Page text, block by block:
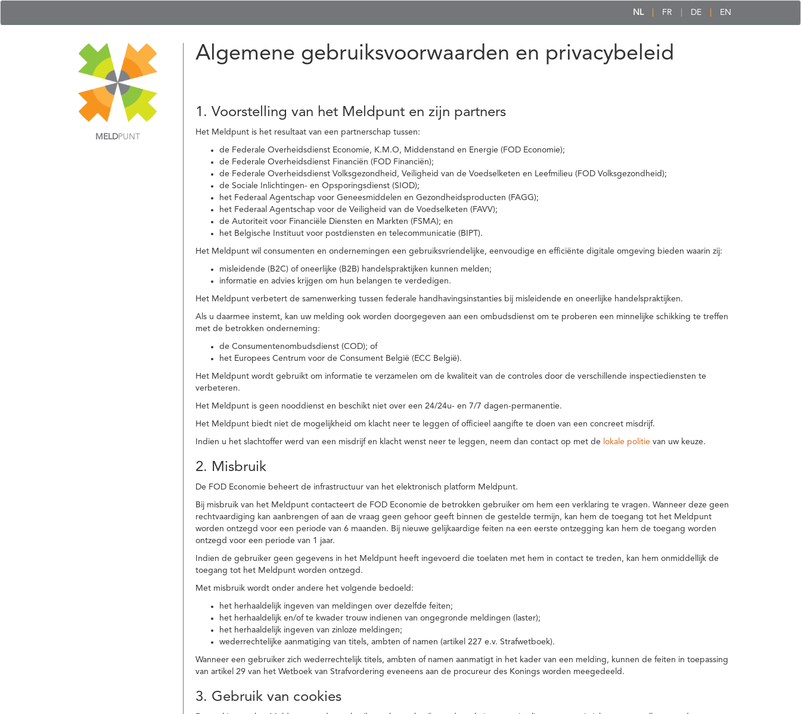
NL FR DE EN
MELDPUNT
Algemene gebruiksvoorwaarden en privacybeleid
1. Voorstelling van het Meldpunt en zijn partners
Het Meldpunt is het resultaat van een partnerschap tussen:
de Federale Overheidsdienst Economie, K.M.O, Middenstand en Energie (FOD Economie);
de Federale Overheidsdienst Financiën (FOD Financiën);
de Federale Overheidsdienst Volksgezondheid, Veiligheid van de Voedselketen en Leefmilieu (FOD Volksgezondheid);
de Sociale Inlichtingen- en Opsporingsdienst (SIOD);
het Federaal Agentschap voor Geneesmiddelen en Gezondheidsproducten (FAGG);
het Federaal Agentschap voor de Veiligheid van de Voedselketen (FAVV);
de Autoriteit voor Financiële Diensten en Markten (FSMA); en
het Belgische Instituut voor postdiensten en telecommunicatie (BIPT).
Het Meldpunt wil consumenten en ondernemingen een gebruiksvriendelijke, eenvoudige en efficiënte digitale omgeving bieden waarin zij:
misleidende (B2C) of oneerlijke (B2B) handelspraktijken kunnen melden;
informatie en advies krijgen om hun belangen te verdedigen.
Het Meldpunt verbetert de samenwerking tussen federale handhavingsinstanties bij misleidende en oneerlijke handelspraktijken.
Als u daarmee instemt, kan uw melding ook worden doorgegeven aan een ombudsdienst om te proberen een minnelijke schikking te treffen
met de betrokken onderneming:
de Consumentenombudsdienst (COD); of
het Europees Centrum voor de Consument België (ECC België).
Het Meldpunt wordt gebruikt om informatie te verzamelen om de kwaliteit van de controles door de verschillende inspectiediensten te
verbeteren.
Het Meldpunt is geen nooddienst en beschikt niet over een 24/24u- en 7/7 dagen-permanentie.
Het Meldpunt biedt niet de mogelijkheid om klacht neer te leggen of officieel aangifte te doen van een concreet misdrijf.
Indien u het slachtoffer werd van een misdrijf en klacht wenst neer te leggen, neem dan contact op met de lokale politie van uw keuze.
2. Misbruik
De FOD Economie beheert de infrastructuur van het elektronisch platform Meldpunt.
Bij misbruik van het Meldpunt contacteert de FOD Economie de betrokken gebruiker om hem een verklaring te vragen. Wanneer deze geen
rechtvaardiging kan aanbrengen of aan de vraag geen gehoor geeft binnen de gestelde termijn, kan hem de toegang tot het Meldpunt
worden ontzegd voor een periode van 6 maanden. Bij nieuwe gelijkaardige feiten na een eerste ontzegging kan hem de toegang worden
ontzegd voor een periode van 1 jaar.
Indien de gebruiker geen gegevens in het Meldpunt heeft ingevoerd die toelaten met hem in contact te treden, kan hem onmiddellijk de
toegang tot het Meldpunt worden ontzegd.
Met misbruik wordt onder andere het volgende bedoeld:
het herhaaldelijk ingeven van meldingen over dezelfde feiten;
het herhaaldelijk en/of te kwader trouw indienen van ongegronde meldingen (laster);
het herhaaldelijk ingeven van zinloze meldingen;
wederrechtelijke aanmatiging van titels, ambten of namen (artikel 227 e.v. Strafwetboek).
Wanneer een gebruiker zich wederrechtelijk titels, ambten of namen aanmatigt in het kader van een melding, kunnen de feiten in toepassing
van artikel 29 van het Wetboek van Strafvordering eveneens aan de procureur des Konings worden meegedeeld.
3. Gebruik van cookies